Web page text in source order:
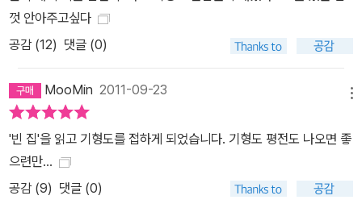
껏 안아주고싶다
공감 (12) 댓글 (0)
MooMin 2011-09-23
'빈 집'을 읽고 기형도를 접하게 되었습니다. 기형도 평전도 나오면 좋
으련만...
공감 (9) 댓글 (0)